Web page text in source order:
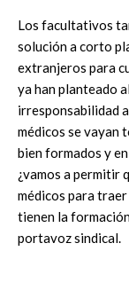
Los facultativos
solución a corto
extranjeros para
ya han planteado
irresponsabilidad
médicos se vayan
bien formados y
¿vamos a permitir
médicos para
tienen la
portavoz sindical.